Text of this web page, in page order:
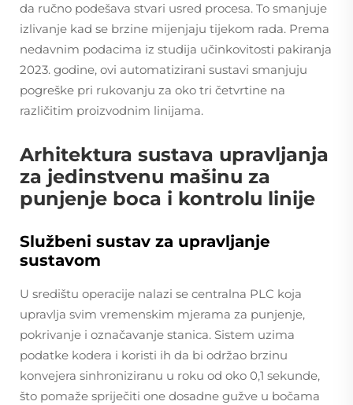
da ručno podešava stvari usred procesa. To smanjuje
izlivanje kad se brzine mijenjaju tijekom rada. Prema
nedavnim podacima iz studija učinkovitosti pakiranja
2023. godine, ovi automatizirani sustavi smanjuju
pogreške pri rukovanju za oko tri četvrtine na
različitim proizvodnim linijama.
Arhitektura sustava upravljanja
za jedinstvenu mašinu za
punjenje boca i kontrolu linije
Službeni sustav za upravljanje
sustavom
U središtu operacije nalazi se centralna PLC koja
upravlja svim vremenskim mjerama za punjenje,
pokrivanje i označavanje stanica. Sistem uzima
podatke kodera i koristi ih da bi održao brzinu
konvejera sinhroniziranu u roku od oko 0,1 sekunde,
što pomaže spriječiti one dosadne gužve u bočama